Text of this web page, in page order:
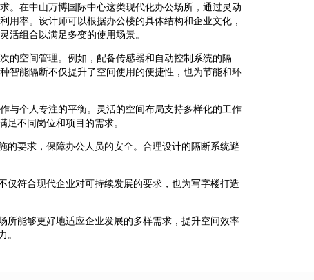
。在中山万博国际中心这类现代化办公场所，通过灵动
用率。设计师可以根据办公楼的具体结构和企业文化，
活组合以满足多变的使用场景。
的空间管理。例如，配备传感器和自动控制系统的隔
智能隔断不仅提升了空间使用的便捷性，也为节能和环
与个人专注的平衡。灵活的空间布局支持多样化的工作
不同岗位和项目的需求。
的要求，保障办公人员的安全。合理设计的隔断系统避
符合现代企业对可持续发展的要求，也为写字楼打造
所能够更好地适应企业发展的多样需求，提升空间效率
。